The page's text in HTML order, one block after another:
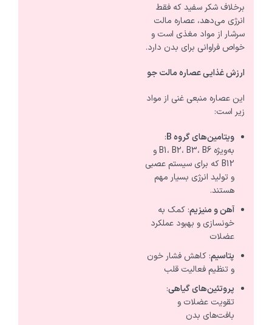
برخلاف شکر سفید که فقط
انرژی می‌دهد، عصاره مالت
سرشار از مواد مغذی است و
خواص فراوانی برای بدن دارد.
ارزش غذایی عصاره مالت جو
این عصاره منبعی غنی از مواد
زیر است:
ویتامین‌های گروه
:
به‌ویژه B1، B2، B3، B6 و
B12 که برای سیستم عصبی
و تولید انرژی بسیار مهم
هستند.
آهن و منیزیم: کمک به
خونسازی و بهبود عملکرد
عضلات
پتاسیم: کاهش فشار خون
و تنظیم فعالیت قلب
پروتئین‌های گیاهی:
تقویت عضلات و
بافت‌های بدن